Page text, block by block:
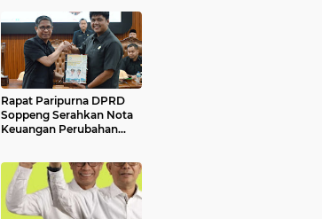
Rapat Paripurna DPRD
Soppeng Serahkan Nota
Keuangan Perubahan